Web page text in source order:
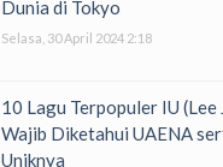
Dunia di Tokyo
Selasa, 30 April 2024 2:18
10 Lagu Terpopuler IU (Lee
Wajib Diketahui UAENA
Uniknya